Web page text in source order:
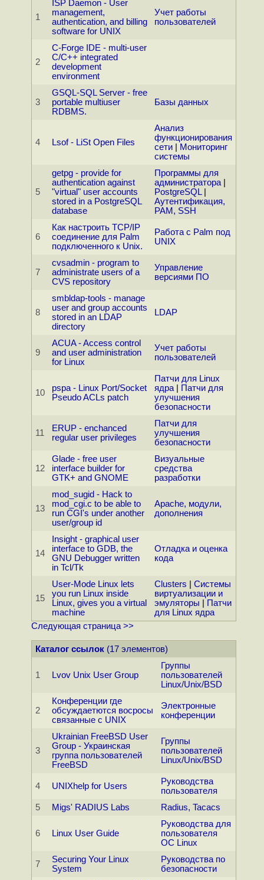
1
ISP Daemon - User
management,
authentication, and billing
software for UNIX
Учет работы
пользователей
2
C-Forge IDE - multi-user
C/C++ integrated
development
environment
3
GSQL-SQL Server - free
portable multiuser
RDBMS.
Базы данных
4 Lsof - LiSt Open Files
Анализ
функционирования
сети|
Мониторинг
системы
5
getpg - provide for
authentication against
"virtual" user accounts
stored in a PostgreSQL
database
Программы для
администратора|
PostgreSQL|
Аутентификация,
PAM, SSH
6
Как настроить TCP/IP
соединение для Palm
подключенного к Unix.
Работа с Palm под
UNIX
7
cvsadmin - program to
administrate users of a
CVS repository
Управление
версиями ПО
8
smbldap-tools - manage
user and group accounts
stored in an LDAP
directory
LDAP
9
ACUA - Access control
and user administration
for Linux
Учет работы
пользователей
10
pspa - Linux Port/Socket
Pseudo ACLs patch
Патчи для Linux
ядра|
Патчи для
улучшения
безопасности
11
ERUP - enchanced
regular user privileges
Патчи для
улучшения
безопасности
12
Glade - free user
interface builder for
GTK+ and GNOME
Визуальные
средства
разработки
13
mod_sugid - Hack to
mod_cgi.c to be able to
run CGI's under another
user/group id
Apache, модули,
дополнения
14
Insight - graphical user
interface to GDB, the
GNU Debugger written
in Tcl/Tk
Отладка и оценка
кода
15
User-Mode Linux lets
you run Linux inside
Linux, gives you a virtual
machine
Clusters
Системы
виртуализации и
эмуляторы
Патчи
для Linux ядра
Следующая страница >>
Каталог ссылок(17 элементов)
1 Lvov Unix User Group
Группы
пользователей
Linux/Unix/BSD
2
Конференции где
обсуждаетются восросы
связанные с UNIX
Электронные
конференции
3
Ukrainian FreeBSD User
Group - Украинская
группа пользователей
FreeBSD
Группы
пользователей
Linux/Unix/BSD
4 UNIXhelp for Users
Руководства
пользователя
5
Migs' RADIUS Labs Radius, Tacacs
6 Linux User Guide
Руководства для
пользователя
ОС Linux
7
Securing Your Linux
System
Руководства по
безопасности